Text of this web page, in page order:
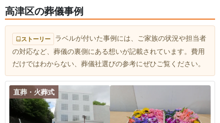
高津区の葬儀事例
ストーリー ラベルが付いた事例には、ご家族の状況や担当者
の対応など、葬儀の裏側にある想いが記載されています。費用
だけではわからない、葬儀社選びの参考にぜひご覧ください。
直葬・火葬式